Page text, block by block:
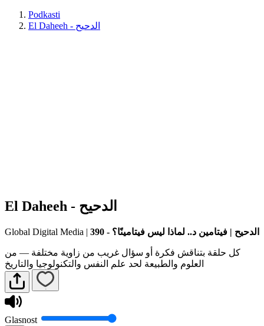
Podkasti
El Daheeh - الدحيح
El Daheeh - الدحيح
Global Digital Media | 390 - الدحيح | فيتامين د.. لماذا ليس فيتامينًا؟
كل حلقة بتناقش فكرة أو سؤال غريب من زاوية مختلفة — من
العلوم والطبيعة لحد علم النفس والتكنولوجيا والتاريخ
Glasnost